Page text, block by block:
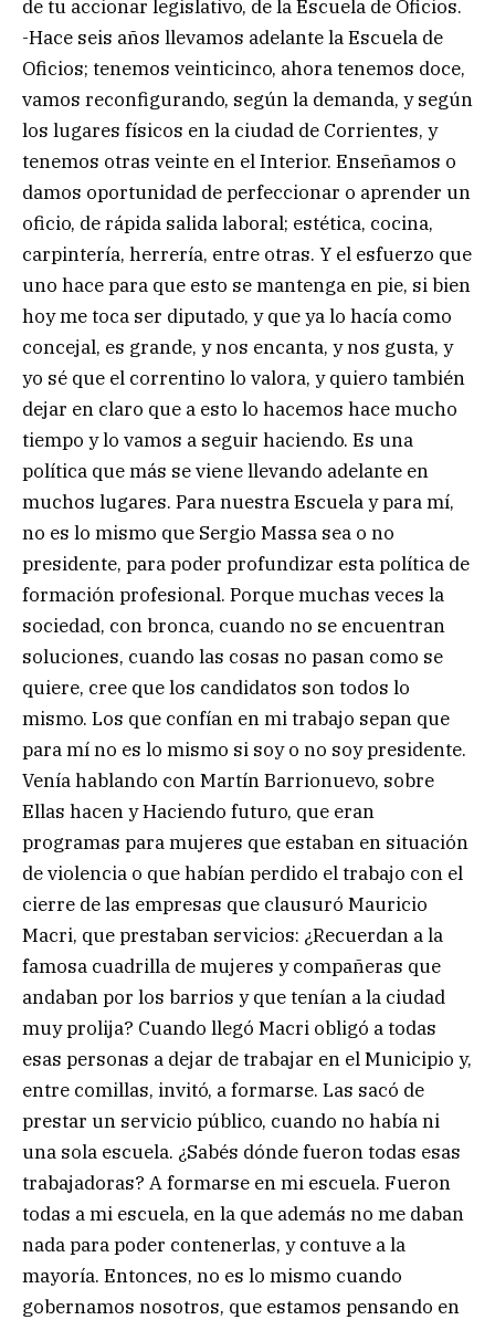
de tu accionar legislativo, de la Escuela de Oficios.
-Hace seis años llevamos adelante la Escuela de
Oficios; tenemos veinticinco, ahora tenemos doce,
vamos reconfigurando, según la demanda, y según
los lugares físicos en la ciudad de Corrientes, y
tenemos otras veinte en el Interior. Enseñamos o
damos oportunidad de perfeccionar o aprender un
oficio, de rápida salida laboral; estética, cocina,
carpintería, herrería, entre otras. Y el esfuerzo que
uno hace para que esto se mantenga en pie, si bien
hoy me toca ser diputado, y que ya lo hacía como
concejal, es grande, y nos encanta, y nos gusta, y
yo sé que el correntino lo valora, y quiero también
dejar en claro que a esto lo hacemos hace mucho
tiempo y lo vamos a seguir haciendo. Es una
política que más se viene llevando adelante en
muchos lugares. Para nuestra Escuela y para mí,
no es lo mismo que Sergio Massa sea o no
presidente, para poder profundizar esta política de
formación profesional. Porque muchas veces la
sociedad, con bronca, cuando no se encuentran
soluciones, cuando las cosas no pasan como se
quiere, cree que los candidatos son todos lo
mismo. Los que confían en mi trabajo sepan que
para mí no es lo mismo si soy o no soy presidente.
Venía hablando con Martín Barrionuevo, sobre
Ellas hacen y Haciendo futuro, que eran
programas para mujeres que estaban en situación
de violencia o que habían perdido el trabajo con el
cierre de las empresas que clausuró Mauricio
Macri, que prestaban servicios: ¿Recuerdan a la
famosa cuadrilla de mujeres y compañeras que
andaban por los barrios y que tenían a la ciudad
muy prolija? Cuando llegó Macri obligó a todas
esas personas a dejar de trabajar en el Municipio y,
entre comillas, invitó, a formarse. Las sacó de
prestar un servicio público, cuando no había ni
una sola escuela. ¿Sabés dónde fueron todas esas
trabajadoras? A formarse en mi escuela. Fueron
todas a mi escuela, en la que además no me daban
nada para poder contenerlas, y contuve a la
mayoría. Entonces, no es lo mismo cuando
gobernamos nosotros, que estamos pensando en